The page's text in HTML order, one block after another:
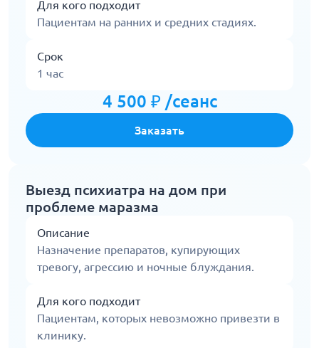
Для кого подходит
Пациентам на ранних и средних стадиях.
Срок
1 час
4 500 ₽ /сеанс
Заказать
Выезд психиатра на дом при
проблеме маразма
Описание
Назначение препаратов, купирующих
тревогу, агрессию и ночные блуждания.
Для кого подходит
Пациентам, которых невозможно привезти в
клинику.